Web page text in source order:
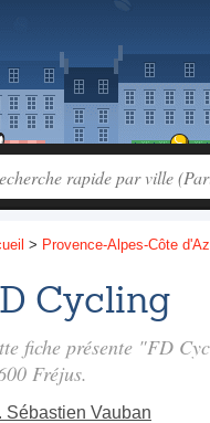
> Provence-Alpes-Côte
Cycling
fiche présente "FD
Fréjus.
Sébastien Vauban